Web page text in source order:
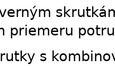
priemeru
s